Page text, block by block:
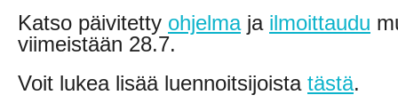
Katso päivitetty ohjelmaja ilmoittaudu
viimeistään 28.7.
Voit lukea lisää luennoitsijoista tästä.